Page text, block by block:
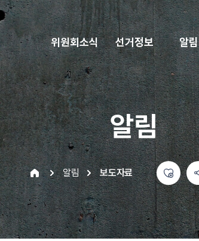
위원회소식 선거정보 알림
알림
알림 보도자료